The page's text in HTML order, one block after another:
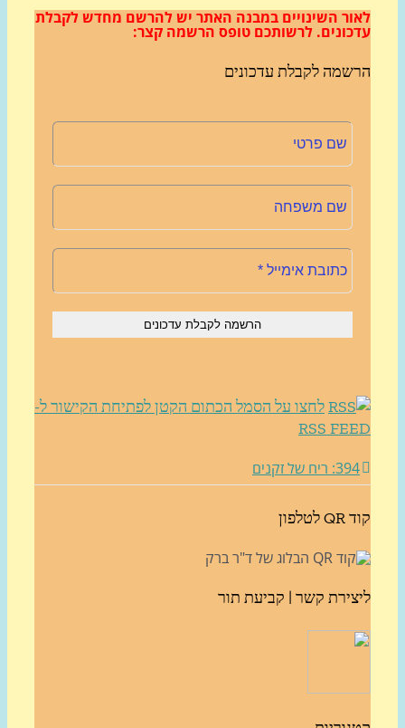
השינויים במבנה האתריש להרשם מחדש לקבלת
לרשותכם טופס הרשמה קצר:
לקבלת עדכונים
לחצו על הסמל הכתום הקטן לפתיחת הקישור ל-
RSS
קשר | קביעת תור